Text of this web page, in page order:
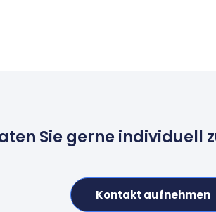
Sie gerne individuell
Kontakt aufnehmen